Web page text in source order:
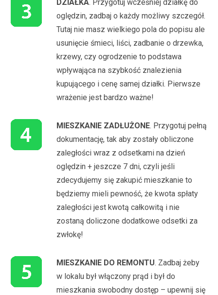
DZIAŁKA. Przygotuj wcześniej działkę do
oględzin, zadbaj o każdy możliwy szczegół.
Tutaj nie masz wielkiego pola do popisu ale
usunięcie śmieci, liści, zadbanie o drzewka,
krzewy, czy ogrodzenie to podstawa
wpływająca na szybkość znalezienia
kupującego i cenę samej działki. Pierwsze
wrażenie jest bardzo ważne!
MIESZKANIE ZADŁUŻONE. Przygotuj pełną
dokumentację, tak aby zostały obliczone
zaległości wraz z odsetkami na dzień
oględzin + jeszcze 7 dni, czyli jeśli
zdecydujemy się zakupić mieszkanie to
będziemy mieli pewność, że kwota spłaty
zaległości jest kwotą całkowitą i nie
zostaną doliczone dodatkowe odsetki za
zwłokę!
MIESZKANIE DO REMONTU. Zadbaj żeby
w lokalu był włączony prąd i był do
mieszkania swobodny dostęp – upewnij się